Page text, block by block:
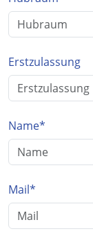
Erstzulassung
Name*
Mail*